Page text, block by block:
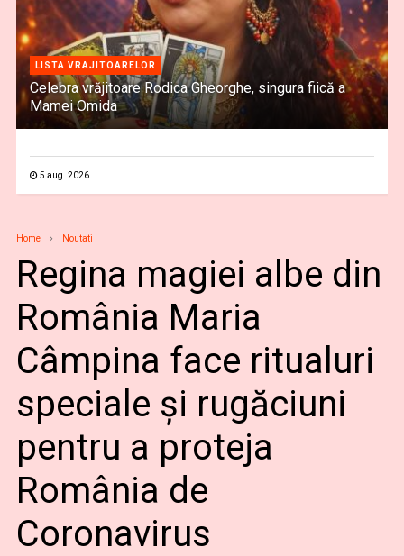
LISTA VRAJITOARELOR
Celebra vrăjitoare Rodica Gheorghe, singura fiică a
Mamei Omida
5 aug. 2026
Home Noutati
Regina magiei albe din
România Maria
Câmpina face ritualuri
speciale și rugăciuni
pentru a proteja
România de
Coronavirus